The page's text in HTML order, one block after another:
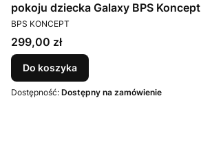
pokoju dziecka Galaxy BPS Koncept
PRODUCENT
BPS KONCEPT
Cena
299,00 zł
Do koszyka
Dostępność: Dostępny na zamówienie